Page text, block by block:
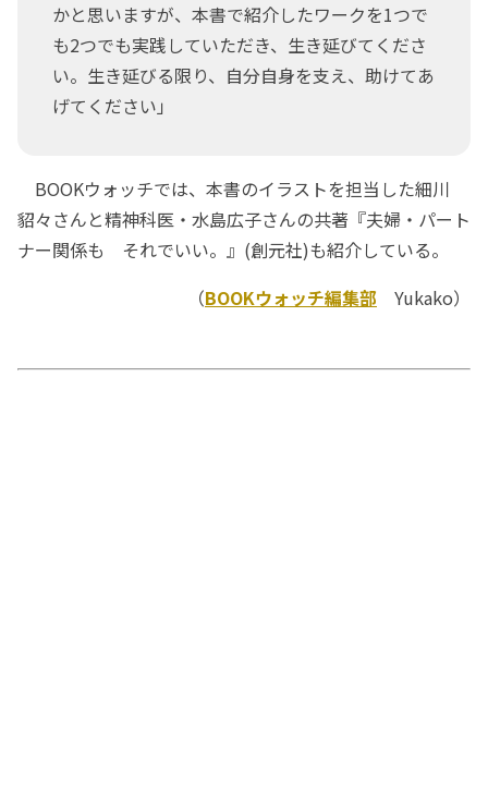
かと思いますが、本書で紹介したワークを1つで
も2つでも実践していただき、生き延びてくださ
い。生き延びる限り、自分自身を支え、助けてあ
げてください」
BOOKウォッチでは、本書のイラストを担当した細川
貂々さんと精神科医・水島広子さんの共著『夫婦・パート
ナー関係も それでいい。』(創元社)も紹介している。
（BOOKウォッチ編集部 Yukako）